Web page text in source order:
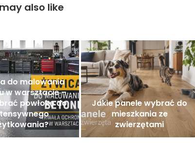
also like
do malowania
w warsztacie –
powłokę do
Jakie panele wybrać do
mieszkania ze
zwierzętami